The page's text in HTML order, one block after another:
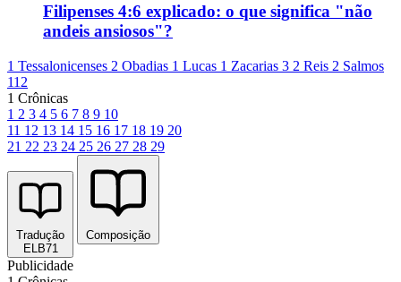
Filipenses 4:6 explicado: o que significa "não
andeis ansiosos"?
1 Tessalonicenses 2 Obadias 1 Lucas 1 Zacarias 3 2 Reis 2 Salmos
112
1 Crônicas
1 2 3 4 5 6 7 8 9 10
11 12 13 14 15 16 17 18 19 20
21 22 23 24 25 26 27 28 29
Tradução
ELB71
Composição
Publicidade